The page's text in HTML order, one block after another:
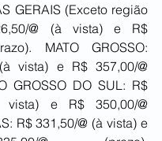
GERAIS (Exceto região
@ (à vista) e R$
MATO GROSSO:
vista) e R$ 357,00/@
GROSSO DO SUL: R$
vista) e R$ 350,00/@
R$ 331,50/@ (à vista) e